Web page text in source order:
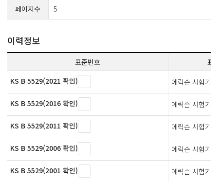
페이지수 5
이력정보
표준번호
표
KS B 5529(2021 확인)
에릭슨 시험기
KS B 5529(2016 확인) 에릭슨 시험기
KS B 5529(2011 확인) 에릭슨 시험기
KS B 5529(2006 확인) 에릭슨 시험기
KS B 5529(2001 확인) 에릭슨 시험기